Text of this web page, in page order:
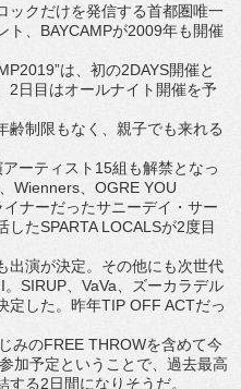
クだけを発信する首都圏唯一
ト、BAYCAMPが2009年も開催
は、初の2DAYS開催と
2日目はオールナイト開催を予
制限もなく、親子でも来れる
ーティスト15組も解禁となっ
Wienners、OGRE YOU
ナーだったサニーデイ・サー
たSPARTA LOCALSが2度目
演が決定。その他にも次世代
SIRUP、VaVa、ズーカラデル
定した。昨年TIP OFF ACTだっ
みのFREE THROWを含めて今
加予定ということで、過去最高
る2日間になりそうだ。